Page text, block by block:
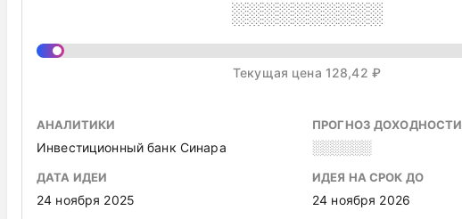
░░░░░░░░░░
Текущая цена 128,42 ₽
АНАЛИТИКИ
Инвестиционный банк Синара
ПРОГНОЗ ДОХОДНОСТИ
░░░░░░
ДАТА ИДЕИ
24 ноября 2025
ИДЕЯ НА СРОК ДО
24 ноября 2026